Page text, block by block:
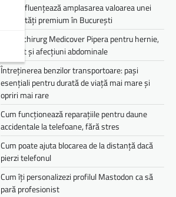
Cum influențează amplasarea valoarea unei
proprietăți premium în București
Medic chirurg Medicover Pipera pentru hernie,
colecist și afecțiuni abdominale
Întreținerea benzilor transportoare: pași
esențiali pentru durată de viață mai mare și
opriri mai rare
Cum funcționează reparațiile pentru daune
accidentale la telefoane, fără stres
Cum poate ajuta blocarea de la distanță dacă
pierzi telefonul
Cum îți personalizezi profilul Mastodon ca să
pară profesionist